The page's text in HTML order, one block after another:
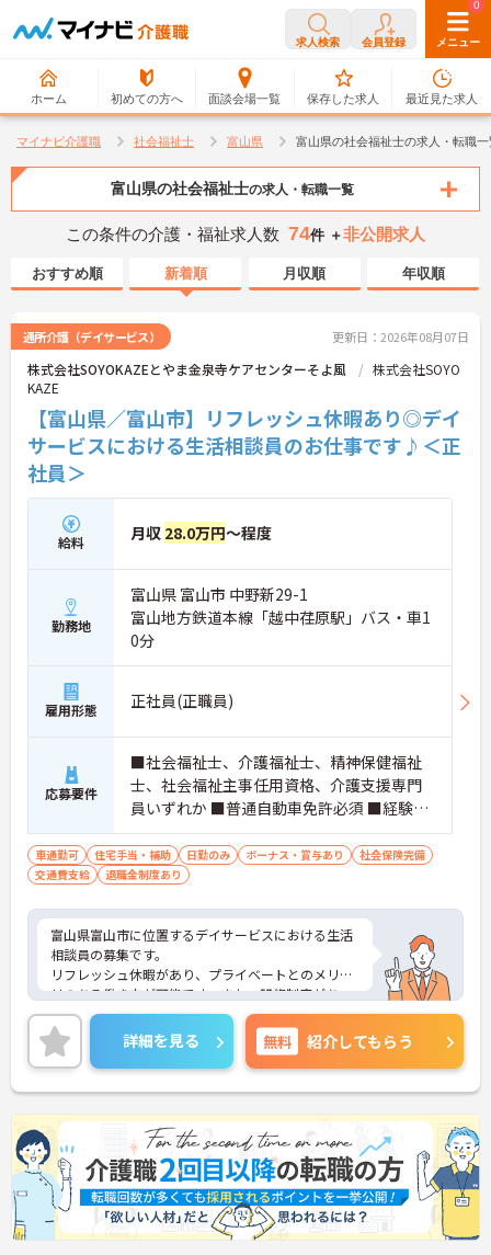
求人検索 会員登録 メニュー
ホーム 初めての方へ 面談会場一覧
0
保存した求人
0
最近見た求人
マイナビ介護職 社会福祉士 富山県 富山県の社会福祉士の求人・転職一
富山県の社会福祉士の求人・転職一覧
この条件の介護・福祉求人数 74件 ＋非公開求人
おすすめ順 新着順 月収順 年収順
通所介護（デイサービス） 更新日：2026年08月07日
株式会社SOYOKAZEとやま金泉寺ケアセンターそよ風
株式会社SOYO
KAZE
【富山県／富山市】リフレッシュ休暇あり◎デイ
サービスにおける生活相談員のお仕事です♪＜正
社員＞
給料 月収 28.0万円～程度
勤務地
富山県 富山市 中野新29-1
富山地方鉄道本線「越中荏原駅」バス・車1
0分
雇用形態 正社員(正職員)
応募要件
■社会福祉士、介護福祉士、精神保健福祉
士、社会福祉主事任用資格、介護支援専門
員いずれか ■普通自動車免許必須 ■経験必
須(社会福祉施設等で介護又は相談業務の実
務経験を1年程度の経験が有る方)
車通勤可 住宅手当・補助 日勤のみ ボーナス・賞与あり
社会保険完備
交通費支給
退職金制度あり
富山県富山市に位置するデイサービスにおける生活
相談員の募集です。
リフレッシュ休暇があり、プライベートとのメリハ
リのある働き方が可能です。また、研修制度があ
り、働きながらスキルアップが目指せる環境です。
ご興味のある方には、面接対策ポイントなど、さら
に詳細をご案内しますのでお気軽にご相談くださ
い！
詳細を見る 無料 紹介してもらう